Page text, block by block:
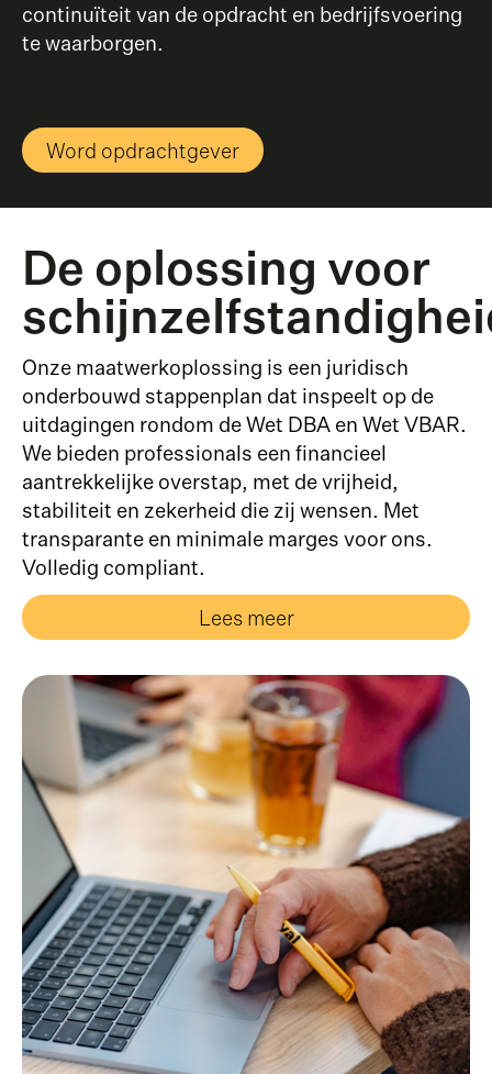
continuïteit van de opdracht en bedrijfsvoering
te waarborgen.
Word opdrachtgever
De oplossing voor
Onze maatwerkoplossing is een juridisch
onderbouwd stappenplan dat inspeelt op de
uitdagingen rondom de Wet DBA en Wet VBAR.
We bieden professionals een financieel
aantrekkelijke overstap, met de vrijheid,
stabiliteit en zekerheid die zij wensen. Met
transparante en minimale marges voor ons.
Volledig compliant.
Lees meer